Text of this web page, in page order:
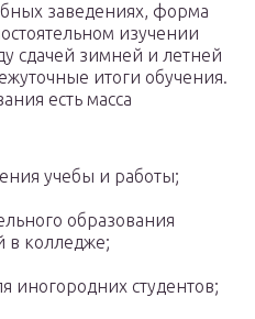
заведениях, форма
изучении
сдачей зимней и летней
итоги обучения.
есть масса
учебы и работы;
образования
в колледже;
иногородних студентов;